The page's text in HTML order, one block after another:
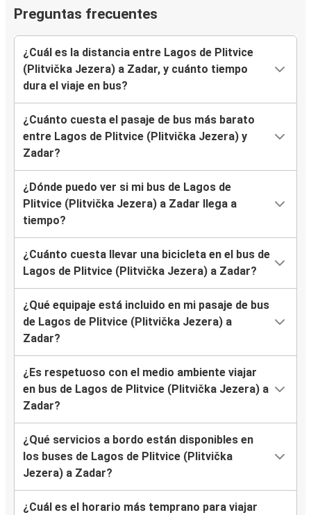
Preguntas frecuentes
¿Cuál es la distancia entre Lagos de Plitvice
(Plitvička Jezera) a Zadar, y cuánto tiempo
dura el viaje en bus?
¿Cuánto cuesta el pasaje de bus más barato
entre Lagos de Plitvice (Plitvička Jezera) y
Zadar?
¿Dónde puedo ver si mi bus de Lagos de
Plitvice (Plitvička Jezera) a Zadar llega a
tiempo?
¿Cuánto cuesta llevar una bicicleta en el bus de
Lagos de Plitvice (Plitvička Jezera) a Zadar?
¿Qué equipaje está incluido en mi pasaje de bus
de Lagos de Plitvice (Plitvička Jezera) a
Zadar?
¿Es respetuoso con el medio ambiente viajar
en bus de Lagos de Plitvice (Plitvička Jezera) a
Zadar?
¿Qué servicios a bordo están disponibles en
los buses de Lagos de Plitvice (Plitvička
Jezera) a Zadar?
¿Cuál es el horario más temprano para viajar